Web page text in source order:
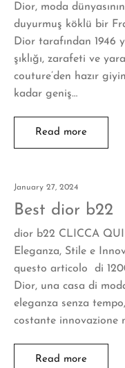
Dior, moda
duyurmuş köklü bir
Dior tarafından 1946
şıklığı, zarafeti ve
couture’den hazır
kadar geniş…
Read more
January 27, 2024
Best dior b22
dior b22 CLICCA QUI
Eleganza, Stile e
questo articolo di
Dior, una casa di
eleganza senza
costante innovazione
Read more